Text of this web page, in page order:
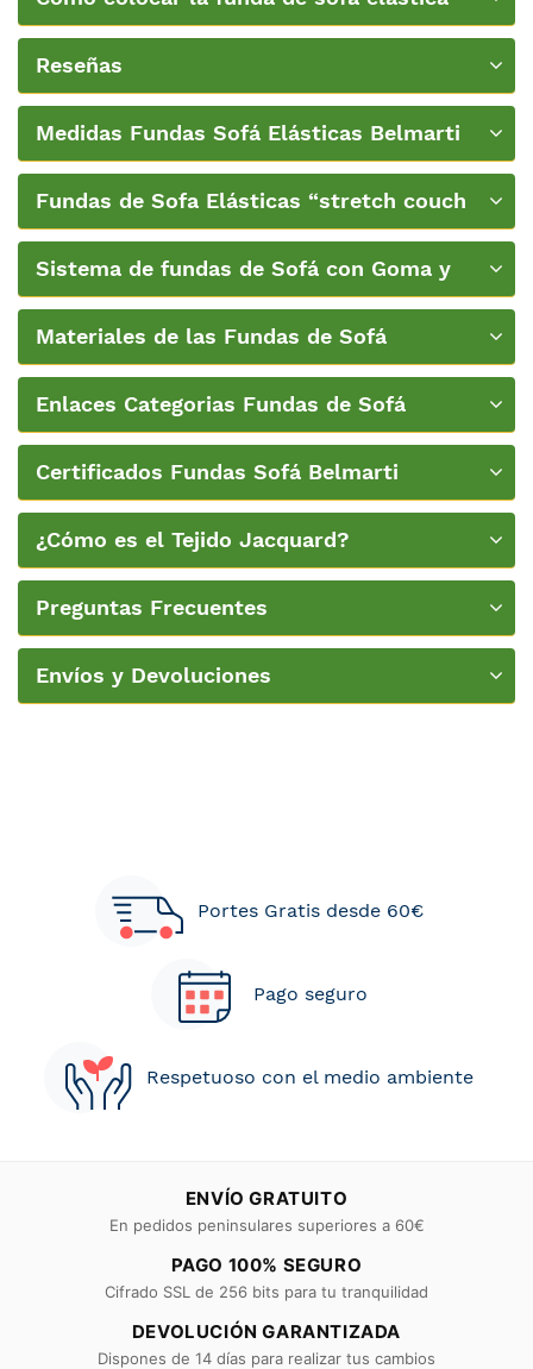
Reseñas
Medidas Fundas Sofá Elásticas Belmarti
Fundas de Sofa Elásticas “stretch couch
Sistema de fundas de Sofá con Goma y
Materiales de las Fundas de Sofá
Enlaces Categorias Fundas de Sofá
Certificados Fundas Sofá Belmarti
¿Cómo es el Tejido Jacquard?
Preguntas Frecuentes
Envíos y Devoluciones
Portes Gratis desde 60€
Pago seguro
Respetuoso con el medio ambiente
ENVÍO GRATUITO
En pedidos peninsulares superiores a 60€
PAGO 100% SEGURO
Cifrado SSL de 256 bits para tu tranquilidad
DEVOLUCIÓN GARANTIZADA
Dispones de 14 días para realizar tus cambios